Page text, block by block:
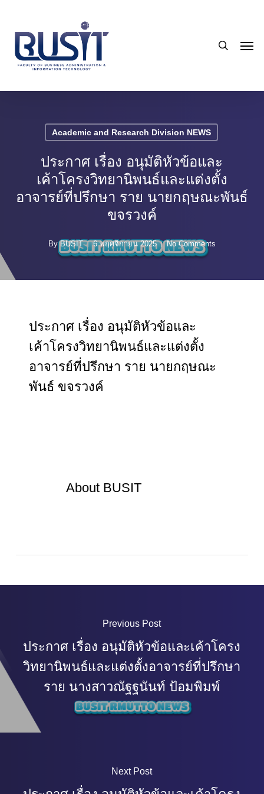
main
content
Academic and Research Division NEWS
ประกาศ เรื่อง อนุมัติหัวข้อและ
เค้าโครงวิทยานิพนธ์และแต่งตั้ง
อาจารย์ที่ปรึกษา ราย นายกฤษณะพันธ์
ขจรวงค์
By BUSIT 6 พฤศจิกายน 2025 No Comments
ประกาศ เรื่อง อนุมัติหัวข้อและ
เค้าโครงวิทยานิพนธ์และแต่งตั้ง
อาจารย์ที่ปรึกษา ราย นายกฤษณะ
พันธ์ ขจรวงค์
AboutBUSIT
Previous Post
ประกาศ เรื่อง อนุมัติหัวข้อและเค้าโครง
วิทยานิพนธ์และแต่งตั้งอาจารย์ที่ปรึกษา
ราย นางสาวณัฐฐนันท์ ป้อมพิมพ์
Next Post